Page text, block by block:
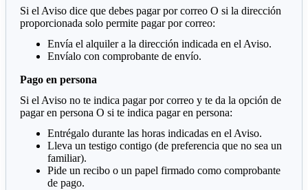
Si el Aviso dice que debes pagar por correo O si la dirección
proporcionada solo permite pagar por correo:
Envía el alquiler a la dirección indicada en el Aviso.
Envíalo con comprobante de envío.
Pago en persona
Si el Aviso no te indica pagar por correo y te da la opción de
pagar en persona O si te indica pagar en persona:
Entrégalo durante las horas indicadas en el Aviso.
Lleva un testigo contigo (de preferencia que no sea un
familiar).
Pide un recibo o un papel firmado como comprobante
de pago.